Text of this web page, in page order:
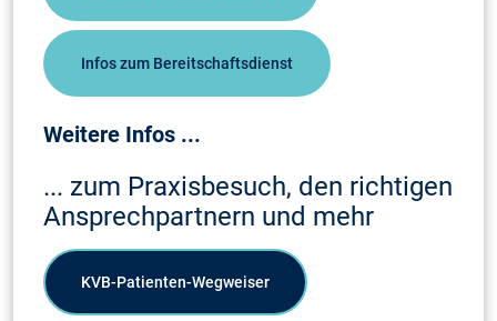
Infos zum Bereitschaftsdienst
Weitere Infos ...
... zum Praxisbesuch, den richtigen
Ansprechpartnern und mehr
KVB-Patienten-Wegweiser